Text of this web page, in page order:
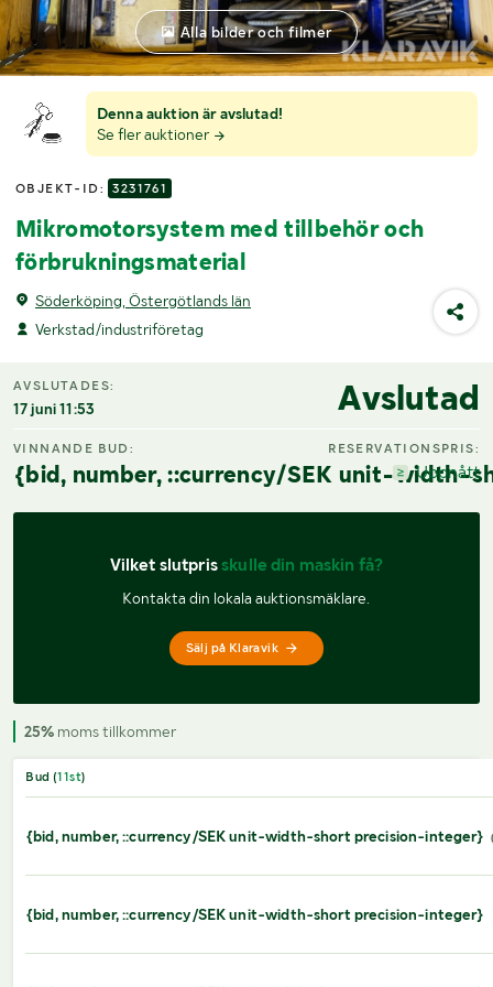
Denna auktion är avslutad!
Se fler auktioner
OBJEKT-ID: 3231761
Mikromotorsystem med tillbehör och
förbrukningsmaterial
Söderköping, Östergötlands län
Verkstad/industriföretag
Alla bilder och filmer
AVSLUTADES:
17 juni 11:53 Avslutad
VINNANDE BUD:
{bid, number, ::currency/SEK unit-width-
RESERVATIONSPRIS:
Uppnått
Vilket slutpris skulle din maskin få?
Kontakta din lokala auktionsmäklare.
Sälj på Klaravik
25% moms tillkommer
Bud (11st)
{bid, number, ::currency/SEK unit-width-short precision-integer}
{bid, number, ::currency/SEK unit-width-short precision-integer}